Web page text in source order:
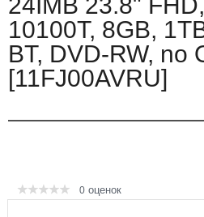
10100T, 8GB,
BT, DVD-RW, no
[11FJ00AVRU]
0 оценок
Ноутбуки и ультрабуки
Компьютеры
Контактная информация